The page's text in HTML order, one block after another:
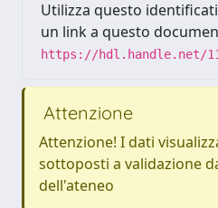
Utilizza questo
un link a questo
https://hdl.handle.net/
Attenzione
Attenzione! I dati
sottoposti a validazione
dell'ateneo